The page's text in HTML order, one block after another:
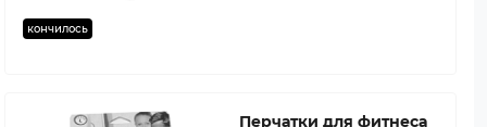
кончилось
Перчатки для фитнеса